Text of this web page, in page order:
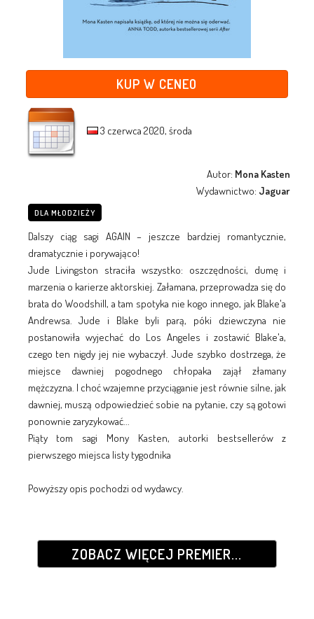
KUP W CENEO
3 czerwca 2020, środa
Autor: Mona Kasten
Wydawnictwo: Jaguar
DLA MŁODZIEŻY
Dalszy ciąg sagi AGAIN – jeszcze bardziej romantycznie,
dramatycznie i porywająco!
Jude Livingston straciła wszystko: oszczędności, dumę i
marzenia o karierze aktorskiej. Załamana, przeprowadza się do
brata do Woodshill, a tam spotyka nie kogo innego, jak Blake'a
Andrewsa. Jude i Blake byli parą, póki dziewczyna nie
postanowiła wyjechać do Los Angeles i zostawić Blake'a,
czego ten nigdy jej nie wybaczył. Jude szybko dostrzega, że
miejsce dawniej pogodnego chłopaka zajął złamany
mężczyzna. I choć wzajemne przyciąganie jest równie silne, jak
dawniej, muszą odpowiedzieć sobie na pytanie, czy są gotowi
ponownie zaryzykować...
Piąty tom sagi Mony Kasten, autorki bestsellerów z
pierwszego miejsca listy tygodnika
Powyższy opis pochodzi od wydawcy.
ZOBACZ WIĘCEJ PREMIER...